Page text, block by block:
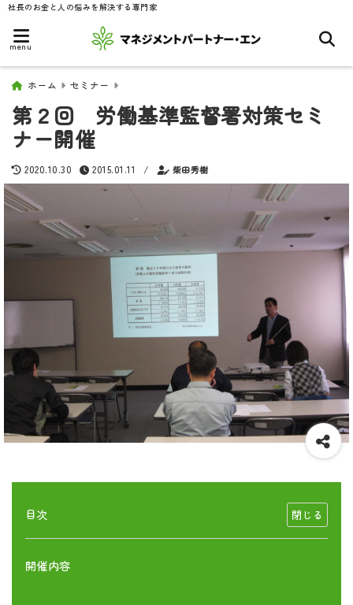
社長のお金と人の悩みを解決する専門家
menu
ホーム セミナー
第２回 労働基準監督署対策セミ
ナー開催
2020.10.30 2015.01.11 / 柴田秀樹
目次
開催内容